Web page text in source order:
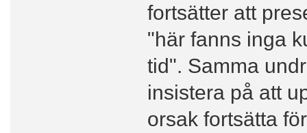
fortsätter att
"här fanns inga
tid". Samma
insistera på att
orsak fortsätta